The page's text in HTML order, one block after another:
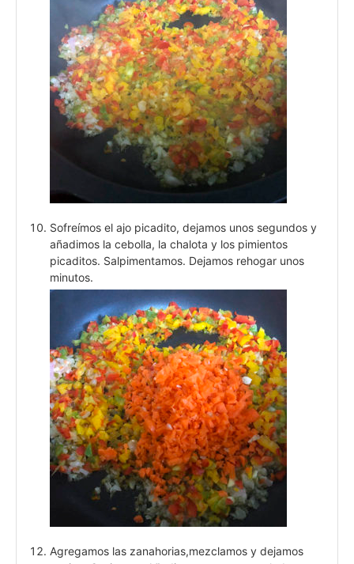
Sofreímos el ajo picadito, dejamos unos segundos y
añadimos la cebolla, la chalota y los pimientos
picaditos. Salpimentamos. Dejamos rehogar unos
minutos.
Agregamos las zanahorias,mezclamos y dejamos